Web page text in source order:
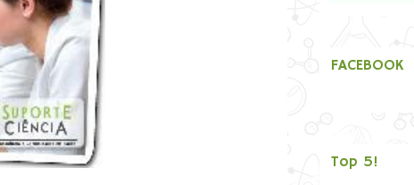
FACEBOOK
Top 5!